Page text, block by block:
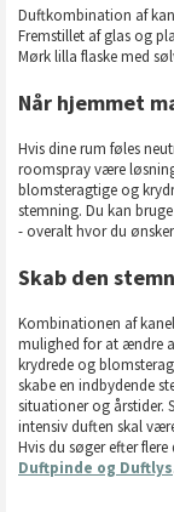
Duftkombination af
Fremstillet af glas og
Mørk lilla flaske med
Når hjemmet
Hvis dine rum føles
roomspray være
blomsteragtige og
stemning. Du kan
- overalt hvor du
Skab den
Kombinationen af
mulighed for at ændre
krydrede og
skabe en indbydende
situationer og årstider.
intensiv duften skal
Hvis du søger efter
Duftpinde og Duftlys